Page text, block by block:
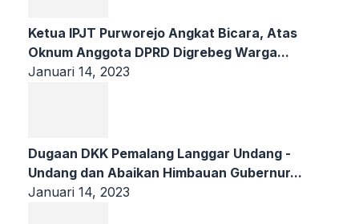
Ketua IPJT Purworejo Angkat Bicara, Atas
Oknum Anggota DPRD Digrebeg Warga...
Januari 14, 2023
Dugaan DKK Pemalang Langgar Undang -
Undang dan Abaikan Himbauan Gubernur...
Januari 14, 2023